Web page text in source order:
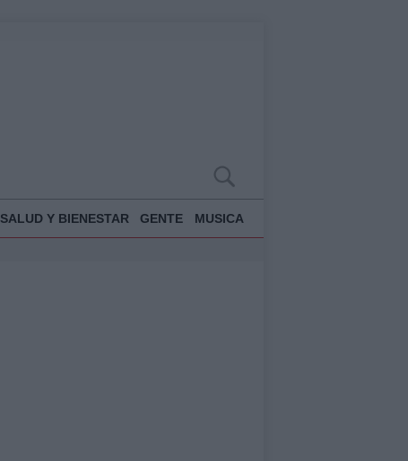
SALUD Y BIENESTAR GENTE MUSICA